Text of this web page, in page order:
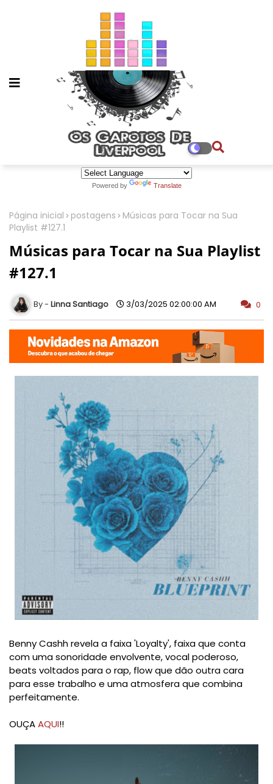
Powered by Translate
Página inicial postagens
Músicas para Tocar na Sua
Playlist #127.1
Músicas para Tocar na Sua Playlist
#127.1
Linna Santiago 3/03/2025 02:00:00 AM 0
Benny Cashh revela a faixa 'Loyalty', faixa que conta
com uma sonoridade envolvente, vocal poderoso,
beats voltados para o rap, flow que dão outra cara
para esse trabalho e uma atmosfera que combina
perfeitamente.
OUÇAAQUI!!